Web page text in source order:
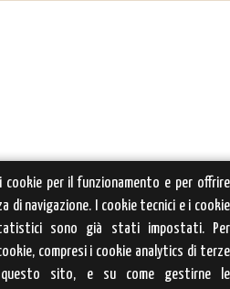
per il funzionamento e per offrire
di navigazione. I cookie tecnici e i cookie
sono già stati impostati. Per
compresi i cookie analytics di terze
sito, e su come gestirne le